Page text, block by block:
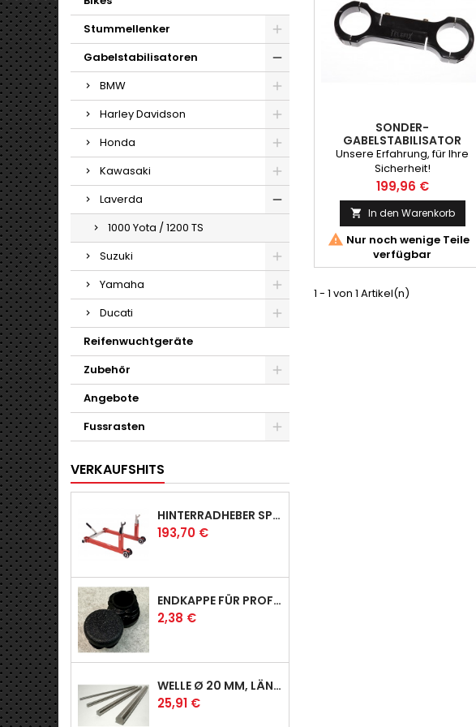
Stummellenker
Gabelstabilisatoren
BMW
Harley Davidson
Honda
Kawasaki
Laverda
1000 Yota / 1200 TS
Suzuki
Yamaha
Ducati
Reifenwuchtgeräte
Zubehör
Angebote
Fussrasten
VERKAUFSHITS
HINTERRADHEBER SPORT MIT KLAUEN-AUFNAHMEN
Preis
193,70 €
ENDKAPPE FÜR PROFI & RACER
Preis
2,38 €
WELLE Ø 20 MM, LÄNGE 390 MM
Preis
25,91 €
SONDER-
GABELSTABILISATOR
Unsere Erfahrung, für Ihre
Sicherheit!
Preis
199,96 €
 In den Warenkorb
 Nur noch wenige Teile
verfügbar
1 - 1 von 1 Artikel(n)